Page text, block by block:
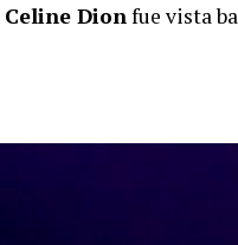
Celine Dionfue vista